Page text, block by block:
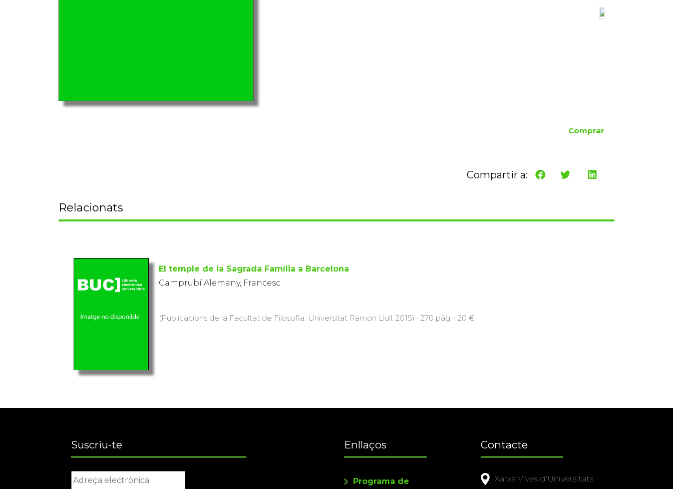
Comprar
Compartir a:
Relacionats
El temple de la Sagrada Família a Barcelona
Camprubí Alemany, Francesc
(Publicacions de la Facultat de Filosofia. Universitat Ramon Llull, 2015) · 270 pàg. · 20 €
Suscriu-te Enllaços
Programa de
Contacte
Xarxa Vives d'Universitats